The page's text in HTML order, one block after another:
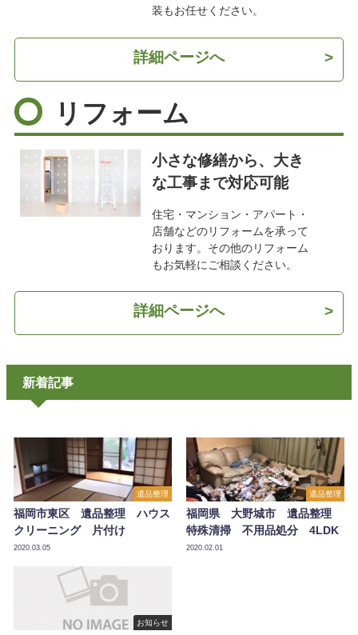
装もお任せください。
詳細ページへ >
リフォーム
小さな修繕から、大き
な工事まで対応可能
住宅・マンション・アパート・
店舗などのリフォームを承って
おります。その他のリフォーム
もお気軽にご相談ください。
詳細ページへ >
新着記事
遺品整理
福岡市東区 遺品整理 ハウス
クリーニング 片付け
2020.03.05
遺品整理
福岡県 大野城市 遺品整理
特殊清掃 不用品処分 4LDK
2020.02.01
お知らせ